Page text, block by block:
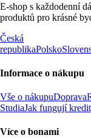
E-shop s každodenní
produktů pro krásné
Česká
republikaPolsko
Informace o nákupu
Vše o nákupuDoprava
StudiaJak fungují
Více o bonami